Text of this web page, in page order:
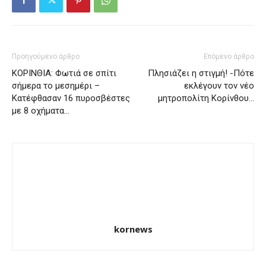
Προηγούμενο άρθρο
ΚΟΡΙΝΘΙΑ: Φωτιά σε σπίτι
σήμερα το μεσημέρι –
Κατέφθασαν 16 πυροσβέστες
με 8 οχήματα…
Επόμενο άρθρο
Πλησιάζει η στιγμή! -Πότε
εκλέγουν τον νέο
μητροπολίτη Κορίνθου…
kornews